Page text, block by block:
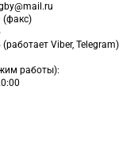
(факс)
Viber, Telegram)
работы):